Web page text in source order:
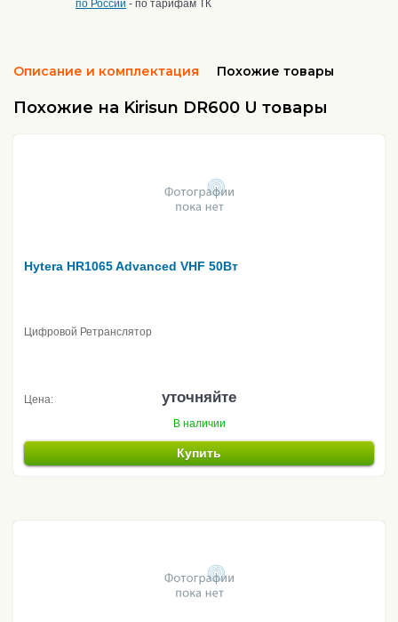
по России - по тарифам ТК
Описание и комплектация Похожие товары
Похожие на Kirisun DR600 U товары
Hytera HR1065 Advanced VHF 50Вт
Цифровой Ретранслятор
Цена: уточняйте
В наличии
Купить